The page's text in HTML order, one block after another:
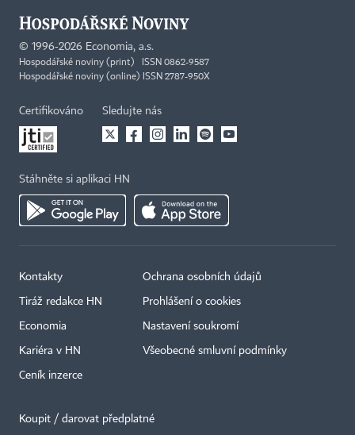
© 1996-2026 Economia, a.s.
Hospodářské noviny (print) ISSN 0862-9587
Hospodářské noviny (online) ISSN 2787-950X
Certifikováno Sledujte nás
Stáhněte si aplikaci HN
Kontakty
Tiráž redakce HN
Economia
Kariéra v HN
Ceník inzerce
Ochrana osobních údajů
Prohlášení o cookies
Nastavení soukromí
Všeobecné smluvní podmínky
Koupit / darovat předplatné